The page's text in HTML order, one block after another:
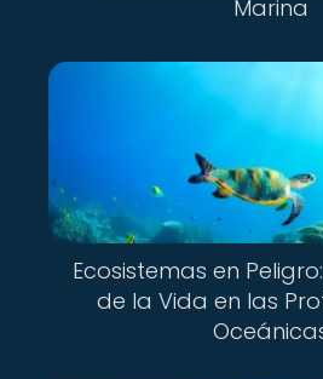
Marina
Ecosistemas en
de la Vida en las